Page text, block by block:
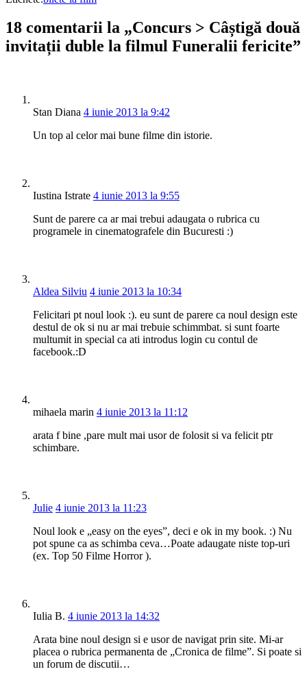
18 comentarii la „Concurs > Câștigă două
invitații duble la filmul Funeralii fericite”
Stan Diana 4 iunie 2013 la 9:42
Un top al celor mai bune filme din istorie.
Iustina Istrate 4 iunie 2013 la 9:55
Sunt de parere ca ar mai trebui adaugata o rubrica cu
programele in cinematografele din Bucuresti :)
Aldea Silviu 4 iunie 2013 la 10:34
Felicitari pt noul look :). eu sunt de parere ca noul design este
destul de ok si nu ar mai trebuie schimmbat. si sunt foarte
multumit in special ca ati introdus login cu contul de
facebook.:D
mihaela marin 4 iunie 2013 la 11:12
arata f bine ,pare mult mai usor de folosit si va felicit ptr
schimbare.
Julie 4 iunie 2013 la 11:23
Noul look e „easy on the eyes”, deci e ok in my book. :) Nu
pot spune ca as schimba ceva…Poate adaugate niste top-uri
(ex. Top 50 Filme Horror ).
Iulia B. 4 iunie 2013 la 14:32
Arata bine noul design si e usor de navigat prin site. Mi-ar
placea o rubrica permanenta de „Cronica de filme”. Si poate si
un forum de discutii…